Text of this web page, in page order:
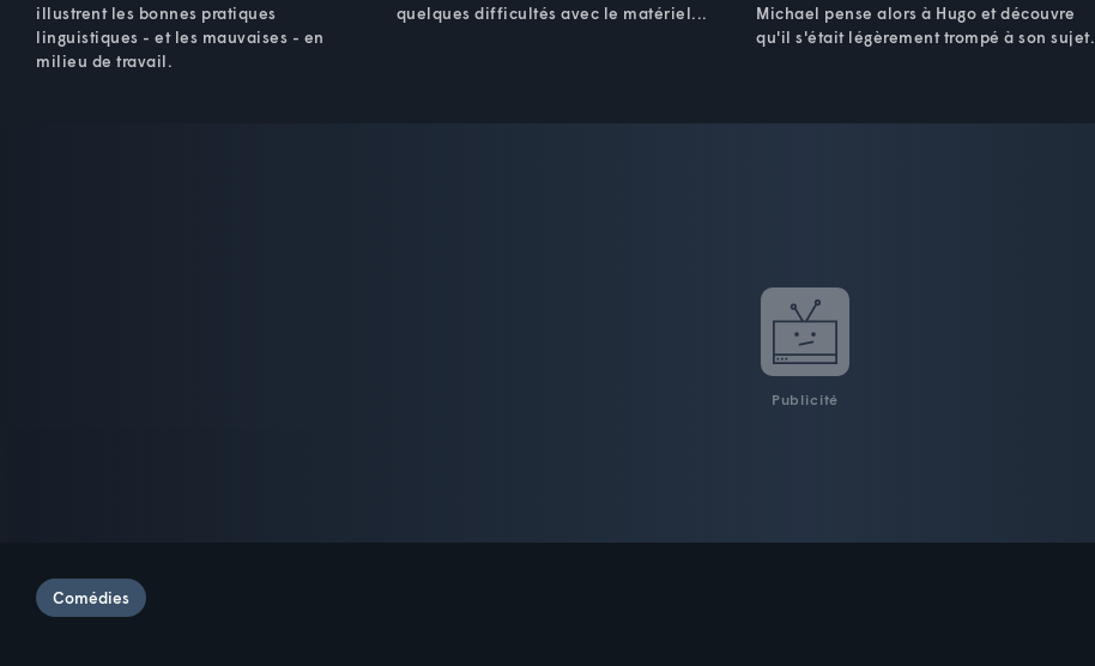
illustrent les bonnes pratiques
linguistiques - et les mauvaises - en
milieu de travail.
quelques difficultés avec le matériel...
Michael pense alors à Hugo et découvre
qu'il s'était légèrement trompé à son sujet.
Publicité
Comédies